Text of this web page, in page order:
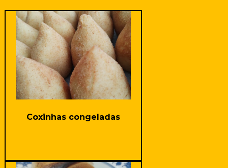
Coxinhas congeladas